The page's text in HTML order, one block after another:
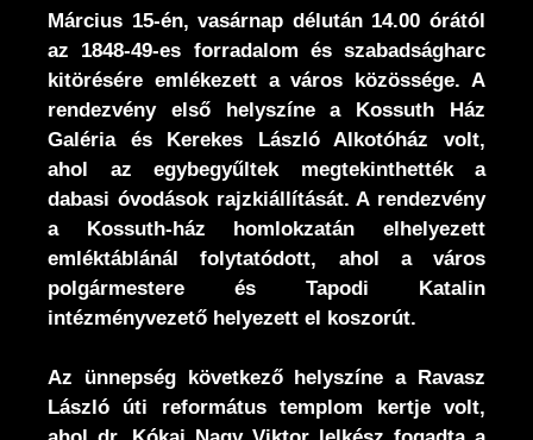
Március 15-én, vasárnap délután 14.00 órától
az 1848-49-es forradalom és szabadságharc
kitörésére emlékezett a város közössége. A
rendezvény első helyszíne a Kossuth Ház
Galéria és Kerekes László Alkotóház volt,
ahol az egybegyűltek megtekinthették a
dabasi óvodások rajzkiállítását. A rendezvény
a Kossuth-ház homlokzatán elhelyezett
emléktáblánál folytatódott, ahol a város
polgármestere és Tapodi Katalin
intézményvezető helyezett el koszorút.
Az ünnepség következő helyszíne a Ravasz
László úti református templom kertje volt,